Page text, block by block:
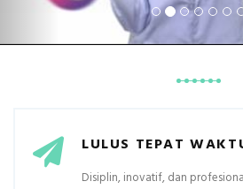
LULUS TEPAT
Disiplin, inovatif, dan